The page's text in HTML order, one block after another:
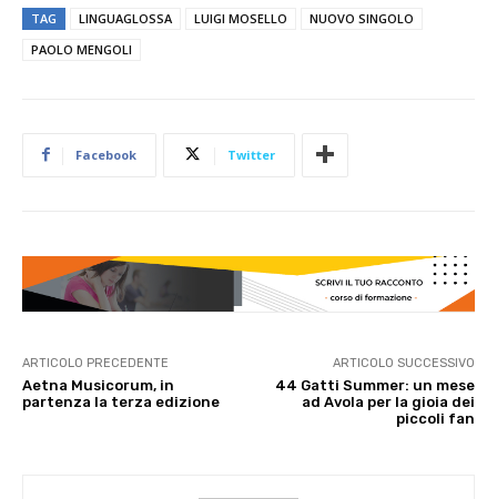
TAG LINGUAGLOSSA LUIGI MOSELLO
NUOVO SINGOLO
PAOLO MENGOLI
Facebook Twitter
ARTICOLO PRECEDENTE
Aetna Musicorum, in
partenza la terza edizione
ARTICOLO SUCCESSIVO
44 Gatti Summer: un mese
ad Avola per la gioia dei
piccoli fan